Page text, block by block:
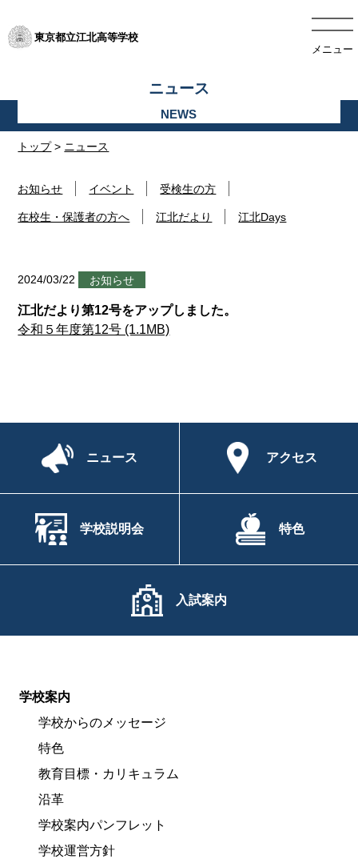
東京都立江北高等学校
メニュー
トップ> ニュース
ニュース
お知らせ イベント 受検生の方
在校生・保護者の方へ 江北だより 江北Days
2024/03/22 お知らせ
江北だより第12号をアップしました。
令和５年度第12号 (1.1MB)
ニュース アクセス
学校説明会 特色
入試案内
学校案内
学校からのメッセージ
特色
教育目標・カリキュラム
沿革
学校案内パンフレット
学校運営方針